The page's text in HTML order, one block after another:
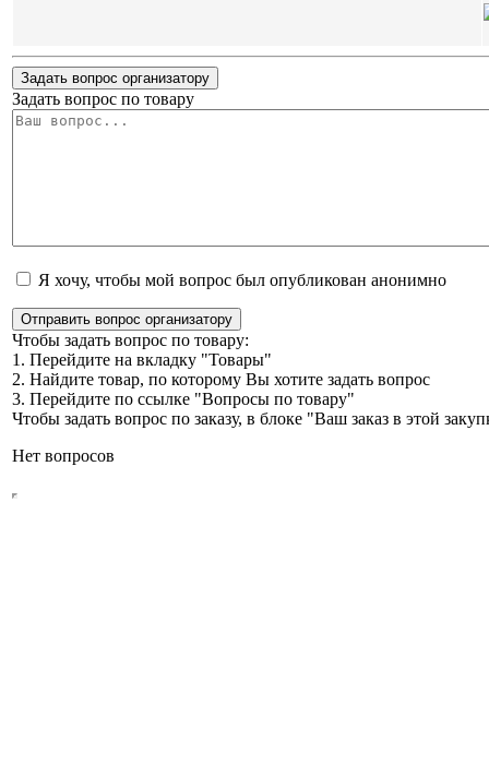
Задать вопрос организатору
Задать вопрос по товару
Я хочу, чтобы мой вопрос был опубликован анонимно
Отправить вопрос организатору
Чтобы задать вопрос по товару:
1. Перейдите на вкладку "Товары"
2. Найдите товар, по которому Вы хотите задать вопрос
3. Перейдите по ссылке "Вопросы по товару"
Чтобы задать вопрос по заказу, в блоке "Ваш заказ в этой
Нет вопросов